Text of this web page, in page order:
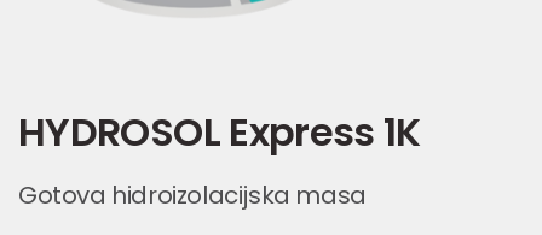
HYDROSOL Express 1K
Gotova hidroizolacijska masa